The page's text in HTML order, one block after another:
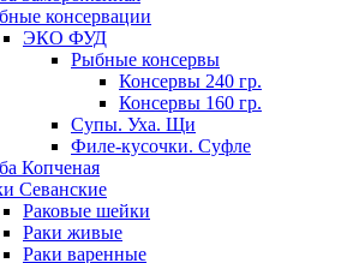
консервации
ЭКО ФУД
Рыбные консервы
Консервы 240 гр.
Консервы 160 гр.
Супы. Уха. Щи
Филе-кусочки. Суфле
Копченая
Севанские
Раковые шейки
Раки живые
Раки варенные